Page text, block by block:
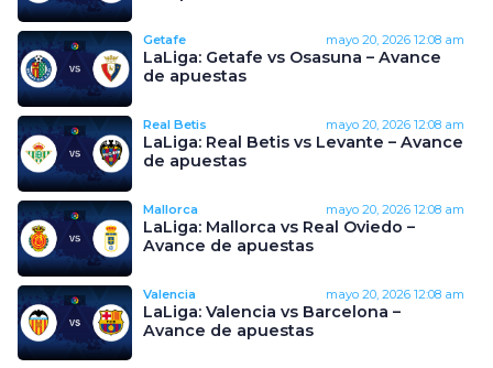
Getafe mayo 20, 2026 12:08 am
LaLiga: Getafe vs Osasuna – Avance
de apuestas
Real Betis mayo 20, 2026 12:08 am
LaLiga: Real Betis vs Levante – Avance
de apuestas
Mallorca mayo 20, 2026 12:08 am
LaLiga: Mallorca vs Real Oviedo –
Avance de apuestas
Valencia mayo 20, 2026 12:08 am
LaLiga: Valencia vs Barcelona –
Avance de apuestas